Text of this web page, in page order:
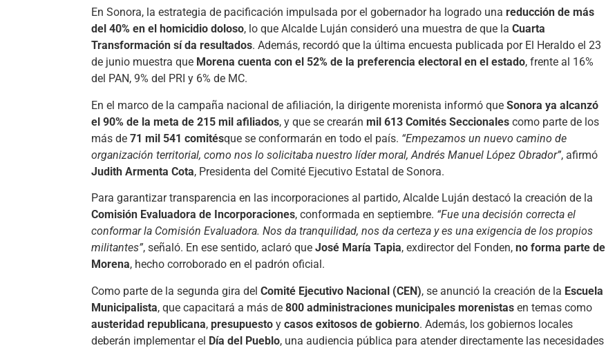
En Sonora, la estrategia de pacificación impulsada por el gobernador ha logrado una reducción de más
del 40% en el homicidio doloso, lo que Alcalde Luján consideró una muestra de que la Cuarta
Transformación sí da resultados. Además, recordó que la última encuesta publicada por El Heraldo el 23
de junio muestra que Morena cuenta con el 52% de la preferencia electoral en el estado, frente al 16%
del PAN, 9% del PRI y 6% de MC.
En el marco de la campaña nacional de afiliación, la dirigente morenista informó que Sonora ya alcanzó
el 90% de la meta de 215 mil afiliados, y que se crearán mil 613 Comités Seccionales como parte de los
más de 71 mil 541 comitésque se conformarán en todo el país. “Empezamos un nuevo camino de
organización territorial, como nos lo solicitaba nuestro líder moral, Andrés Manuel López Obrador”, afirmó
Judith Armenta Cota, Presidenta del Comité Ejecutivo Estatal de Sonora.
Para garantizar transparencia en las incorporaciones al partido, Alcalde Luján destacó la creación de la
Comisión Evaluadora de Incorporaciones, conformada en septiembre. “Fue una decisión correcta el
conformar la Comisión Evaluadora. Nos da tranquilidad, nos da certeza y es una exigencia de los propios
militantes”, señaló. En ese sentido, aclaró que José María Tapia, exdirector del Fonden, no forma parte de
Morena, hecho corroborado en el padrón oficial.
Como parte de la segunda gira del Comité Ejecutivo Nacional (CEN), se anunció la creación de la Escuela
Municipalista, que capacitará a más de 800 administraciones municipales morenistas en temas como
austeridad republicana, presupuesto y casos exitosos de gobierno. Además, los gobiernos locales
deberán implementar el Día del Pueblo, una audiencia pública para atender directamente las necesidades